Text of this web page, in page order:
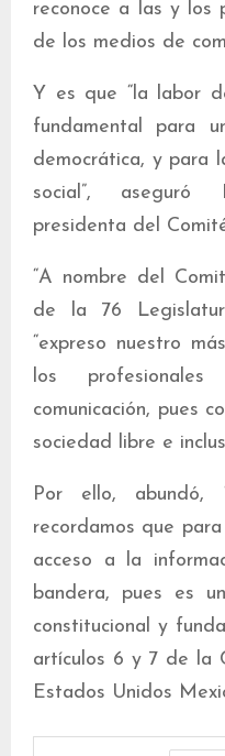
reconoce a las y los
de los medios de
Y es que “la labor
fundamental para
democrática, y para
social”, aseguró
presidenta del
“A nombre del
de la 76
“expreso nuestro
los
comunicación, pues
sociedad libre e
Por ello, abundó,
recordamos que
acceso a la
bandera, pues es
constitucional y
artículos 6 y 7 de la
Estados Unidos